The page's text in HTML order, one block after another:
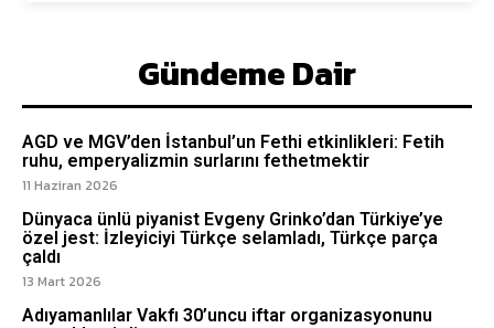
Gündeme Dair
AGD ve MGV’den İstanbul’un Fethi etkinlikleri: Fetih
ruhu, emperyalizmin surlarını fethetmektir
11 Haziran 2026
Dünyaca ünlü piyanist Evgeny Grinko’dan Türkiye’ye
özel jest: İzleyiciyi Türkçe selamladı, Türkçe parça
çaldı
13 Mart 2026
Adıyamanlılar Vakfı 30’uncu iftar organizasyonunu